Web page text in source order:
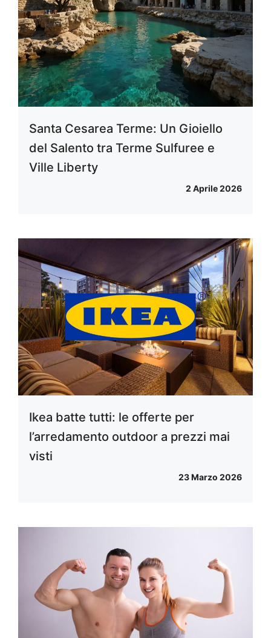
Santa Cesarea Terme: Un Gioiello
del Salento tra Terme Sulfuree e
Ville Liberty
2 Aprile 2026
Ikea batte tutti: le offerte per
l’arredamento outdoor a prezzi mai
visti
23 Marzo 2026